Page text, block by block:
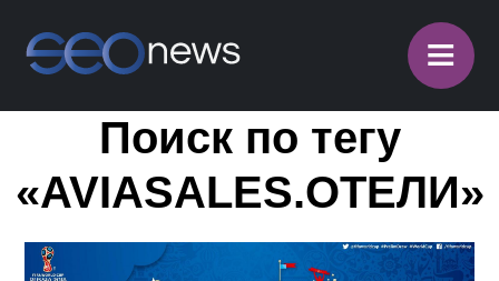
≡
Поиск по тегу
«AVIASALES.ОТЕЛИ»